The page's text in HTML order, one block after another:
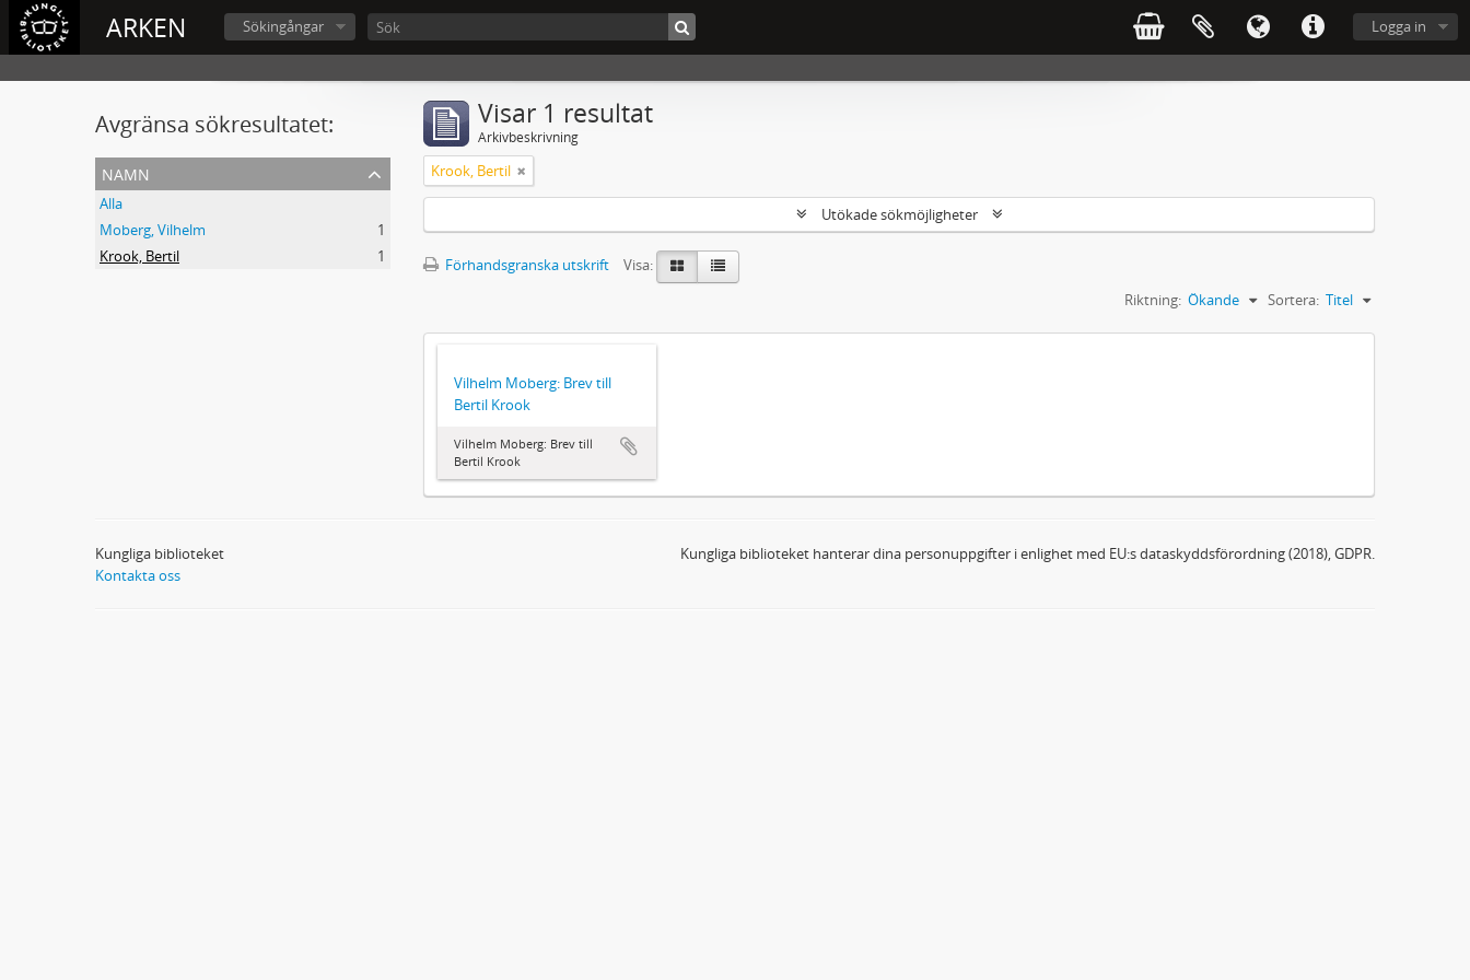
ARKEN Logga in
Sökingångar
Avgränsa sökresultatet:
namn
Alla
Moberg, Vilhelm
1
Krook, Bertil
1
Visar 1 resultat
Arkivbeskrivning
Krook, Bertil
Utökade sökmöjligheter
Förhandsgranska utskrift
Visa:
Sortera: Titel
Riktning: Ökande
Vilhelm Moberg: Brev till
Bertil Krook
Vilhelm Moberg: Brev till
Bertil Krook
Kungliga biblioteket
Kontakta oss
Kungliga biblioteket hanterar dina personuppgifter i enlighet med EU:s dataskyddsförordning (2018), GDPR.